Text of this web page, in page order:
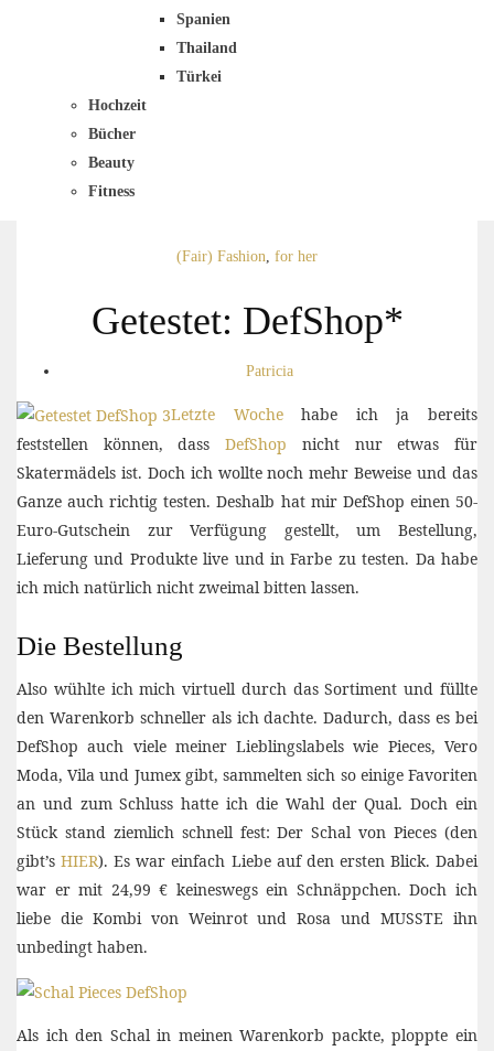
Spanien
Thailand
Türkei
Hochzeit
Bücher
Beauty
Fitness
(Fair) Fashion, for her
Getestet: DefShop*
Patricia
Letzte Wochehabe ich ja bereits
feststellen können, dassDefShop nicht nur etwas für
Skatermädels ist. Doch ich wollte noch mehr Beweise und das
Ganze auch richtig testen. Deshalb hat mir DefShop einen 50-
Euro-Gutschein zur Verfügung gestellt, um Bestellung,
Lieferung und Produkte live und in Farbe zu testen. Da habe
ich mich natürlich nicht zweimal bitten lassen.
Die Bestellung
Also wühlte ich mich virtuell durch das Sortiment und füllte
den Warenkorb schneller als ich dachte. Dadurch, dass es bei
DefShop auch viele meiner Lieblingslabels wie Pieces, Vero
Moda, Vila und Jumex gibt, sammelten sich so einige Favoriten
an und zum Schluss hatte ich die Wahl der Qual. Doch ein
Stück stand ziemlich schnell fest: Der Schal von Pieces (den
gibt’sHIER). Es war einfach Liebe auf den ersten Blick. Dabei
war er mit 24,99 € keineswegs ein Schnäppchen. Doch ich
liebe die Kombi von Weinrot und Rosa und MUSSTE ihn
unbedingt haben.
Als ich den Schal in meinen Warenkorb packte, ploppte ein